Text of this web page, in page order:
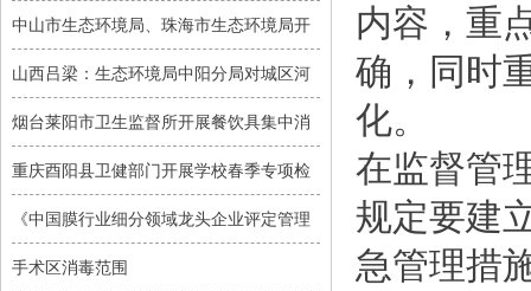
中山市生态环境局、珠海市生态环境局开
山西吕梁：生态环境局中阳分局对城区河
烟台莱阳市卫生监督所开展餐饮具集中消
重庆酉阳县卫健部门开展学校春季专项检
《中国膜行业细分领域龙头企业评定管理
手术区消毒范围
内容，重
确，同时
化。
在监督管
规定要建
急管理措